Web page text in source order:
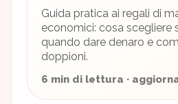
Guida pratica ai regali di
economici: cosa scegliere
quando dare denaro e
doppioni.
6 min di lettura ·